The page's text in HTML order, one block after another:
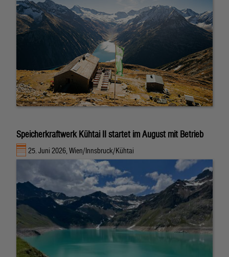
Speicherkraftwerk Kühtai II startet im August mit Betrieb
25. Juni 2026, Wien/Innsbruck/Kühtai